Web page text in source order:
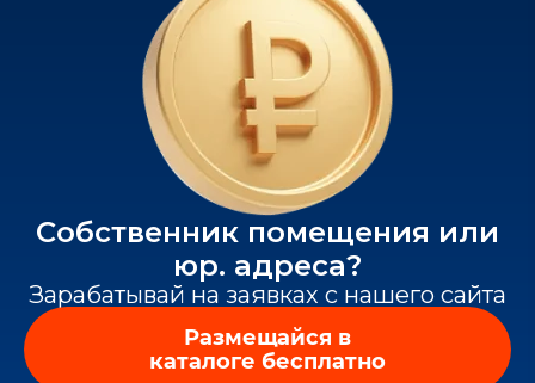
Собственник помещения или
юр. адреса?
Зарабатывай на заявках с нашего сайта
Размещайся в
каталоге бесплатно